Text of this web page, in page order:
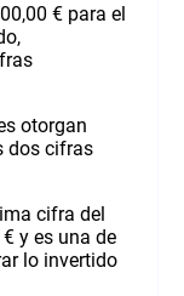
€ para el
otorgan
dos cifras
cifra del
y es una de
lo invertido